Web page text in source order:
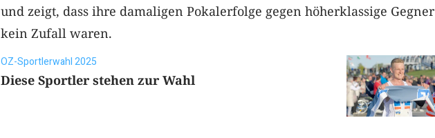
und zeigt, dass ihre damaligen Pokalerfolge gegen höherklassige Gegner
kein Zufall waren.
OZ-Sportlerwahl 2025
Diese Sportler stehen zur Wahl